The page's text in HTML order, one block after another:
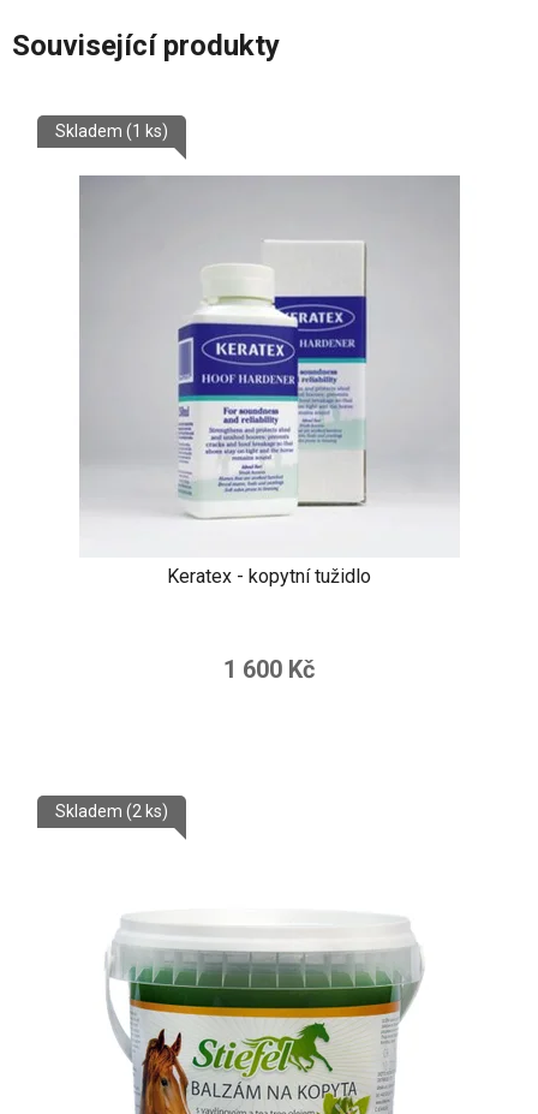
Související produkty
Keratex - kopytní tužidlo
Skladem (1 ks)
1 600 Kč
Skladem (2 ks)